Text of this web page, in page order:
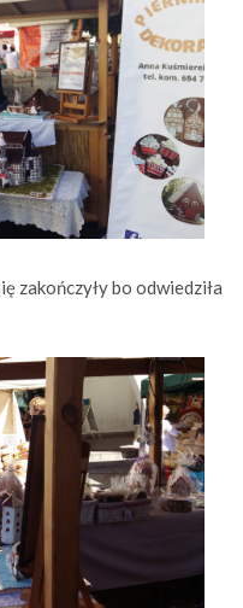
zakończyły bo odwiedziła